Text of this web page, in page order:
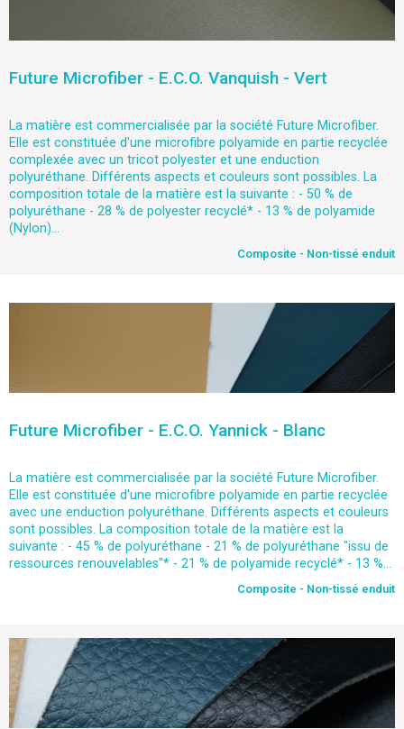
Future Microfiber - E.C.O. Vanquish - Vert
La matière est commercialisée par la société Future Microfiber.
Elle est constituée d'une microfibre polyamide en partie recyclée
complexée avec un tricot polyester et une enduction
polyuréthane. Différents aspects et couleurs sont possibles. La
composition totale de la matière est la suivante : - 50 % de
polyuréthane - 28 % de polyester recyclé* - 13 % de polyamide
(Nylon)...
Composite - Non-tissé enduit
Future Microfiber - E.C.O. Yannick - Blanc
La matière est commercialisée par la société Future Microfiber.
Elle est constituée d'une microfibre polyamide en partie recyclée
avec une enduction polyuréthane. Différents aspects et couleurs
sont possibles. La composition totale de la matière est la
suivante : - 45 % de polyuréthane - 21 % de polyuréthane "issu de
ressources renouvelables"* - 21 % de polyamide recyclé* - 13 %...
Composite - Non-tissé enduit